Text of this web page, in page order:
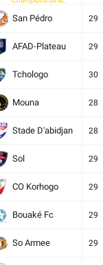
San Pédro 29
AFAD-Plateau 29
Tchologo 30
Mouna 28
Stade D'abidjan 28
Sol 29
CO Korhogo 29
Bouaké Fc 29
So Armee 29